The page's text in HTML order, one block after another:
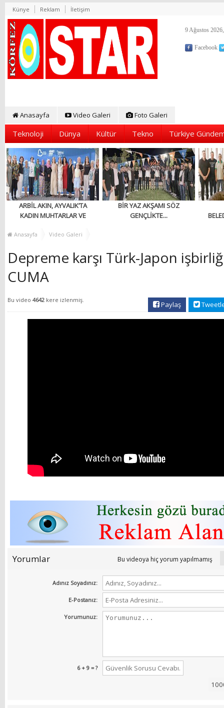
Künye Reklam İletişim
9 Ağustos
Facebook
Anasayfa Video Galeri Foto Galeri
Teknoloji Dünya Kültür Tekno Türkiye
ARBİL AKIN, AYVALIK’TA
KADIN MUHTARLAR VE
BULUŞTU
BİR YAZ AKŞAMI SÖZ
GENÇLİKTE...
Anasayfa Video Galeri
Depreme karşı Türk-Japon
CUMA
Bu video 4642 kere izlenmiş.
Paylaş
Yorumlar Bu videoya hiç yorum yapılmamış
Adınız Soyadınız:
E-Postanız:
Yorumunuz:
6 + 9 = ?